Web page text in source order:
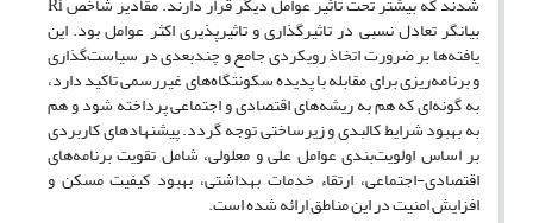
بیانگر تعادل نسبی در تاثیرگذاری و تاثیرپذیری اکثر عوامل بود. این
یافته‌ها بر ضرورت اتخاذ رویکردی جامع و چندبعدی در سیاست‌گذاری
و برنامه‌ریزی برای مقابله با پدیده سکونتگاه‌های غیررسمی تاکید دارد،
به گونه‌ای که هم به ریشه‌های اقتصادی و اجتماعی پرداخته شود و هم
به بهبود شرایط کالبدی و زیرساختی توجه گردد. پیشنهادهای کاربردی
بر اساس اولویت‌بندی عوامل علی و معلولی، شامل تقویت برنامه‌های
اقتصادی-اجتماعی، ارتقاء خدمات بهداشتی، بهبود کیفیت مسکن و
افزایش امنیت در این مناطق ارائه شده است.